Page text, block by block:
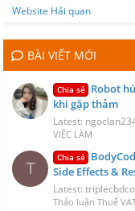
Website Hải quan
BÀI VIẾT MỚI
Chia sẻ Robot
khi gặp thảm
Latest:
VIỆC LÀM
T
Chia sẻ
Side Effects &
Latest:
Thảo luận Thuế